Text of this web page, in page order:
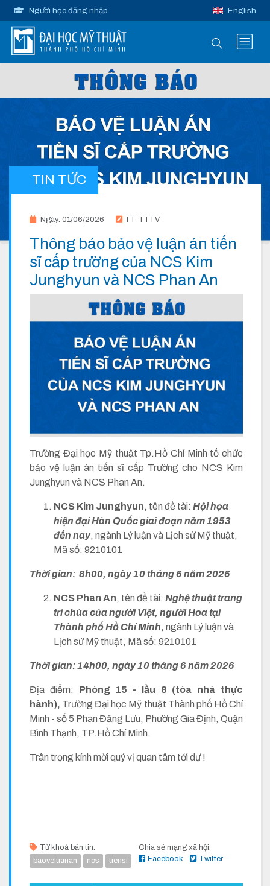
Người học đăng nhập English
TIN TỨC
Ngày: 01/06/2026 TT-TTTV
Thông báo bảo vệ luận án tiến
sĩ cấp trường của NCS Kim
Junghyun và NCS Phan An
Trường Đại học Mỹ thuật Tp.Hồ Chí Minh tổ chức
bảo vệ luận án tiến sĩ cấp Trường cho NCS Kim
Junghyun và NCS Phan An.
NCS Kim Junghyun, tên đề tài: Hội họa
hiện đại Hàn Quốc giai đoạn năm 1953
đến nay, ngành Lý luận và Lịch sử Mỹ thuật,
Mã số: 9210101
Thời gian: 8h00, ngày 10 tháng 6 năm 2026
NCS Phan An, tên đề tài: Nghệ thuật trang
trí chùa của người Việt, người Hoa tại
Thành phố Hồ Chí Minh, ngành Lý luận và
Lịch sử Mỹ thuật, Mã số: 9210101
Thời gian: 14h00, ngày 10 tháng 6 năm 2026
Địa điểm: Phòng 15 - lầu 8 (tòa nhà thực
hành), Trường Đại học Mỹ thuật Thành phố Hồ Chí
Minh - số 5 Phan Đăng Lưu, Phường Gia Định, Quận
Bình Thạnh, TP.Hồ Chí Minh.
Trân trọng kính mời quý vị quan tâm tới dự !
Từ khoá bản tin:
baoveluanan
ncs tiensi
Chia sẻ mạng xã hội:
Facebook
Twitter